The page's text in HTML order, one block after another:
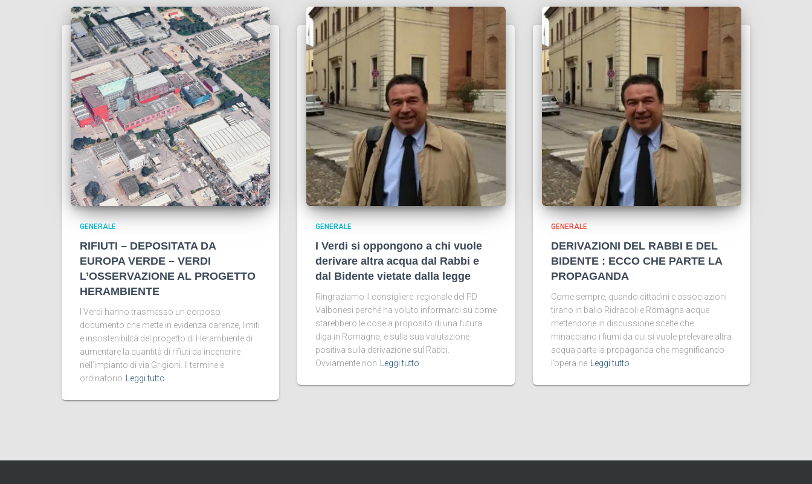
GENERALE
RIFIUTI – DEPOSITATA DA
EUROPA VERDE – VERDI
L’OSSERVAZIONE AL PROGETTO
HERAMBIENTE
I Verdi hanno trasmesso un corposo
documento che mette in evidenza carenze, limiti
e insostenibilità del progetto di Herambiente di
aumentare la quantità di rifiuti da incenerire
nell’impianto di via Grigioni. Il termine è
ordinatorio
Leggi tutto
GENERALE
I Verdi si oppongono a chi vuole
derivare altra acqua dal Rabbi e
dal Bidente vietate dalla legge
Ringraziamo il consigliere regionale del PD
Valbonesi perché ha voluto informarci su come
starebbero le cose a proposito di una futura
diga in Romagna, e sulla sua valutazione
positiva sulla derivazione sul Rabbi.
Ovviamente non
Leggi tutto
GENERALE
DERIVAZIONI DEL RABBI E DEL
BIDENTE : ECCO CHE PARTE LA
PROPAGANDA
Come sempre, quando cittadini e associazioni
tirano in ballo Ridracoli e Romagna acque
mettendone in discussione scelte che
minacciano i fiumi da cui si vuole prelevare altra
acqua parte la propaganda che magnificando
l’opera ne
Leggi tutto